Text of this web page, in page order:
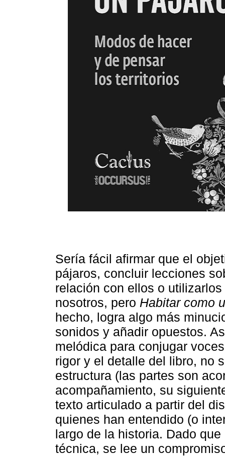
Sería fácil afirmar que el
pájaros, concluir lecciones
relación con ellos o
nosotros, pero Habitar como
hecho, logra algo más
sonidos y añadir opuestos.
melódica para conjugar
rigor y el detalle del libro, no
estructura (las partes son
acompañamiento, su
texto articulado a partir del
quienes han entendido (o
largo de la historia. Dado
técnica, se lee un